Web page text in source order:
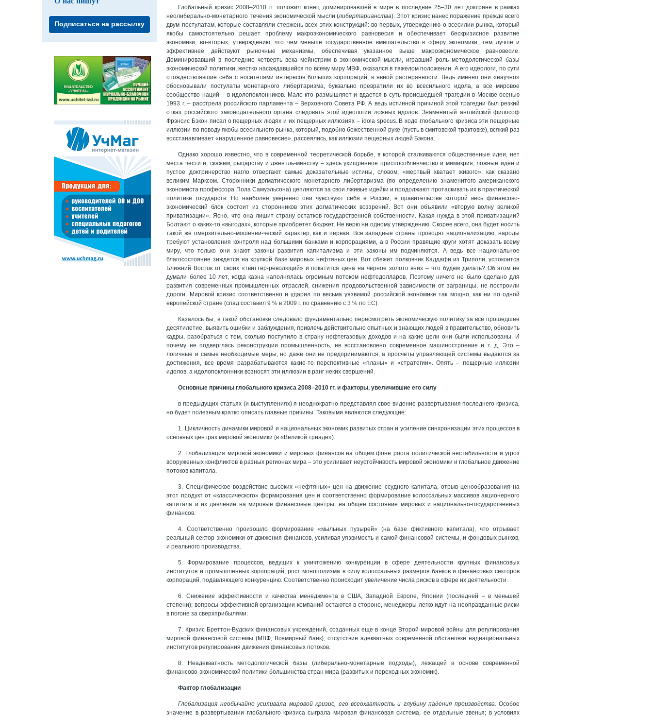
Глобальный кризис 2008–2010 гг. положил конец доминировавшей в мире в последние 25–30 лет доктрине в рамках
неолиберально-монетарного течения экономической мысли (либертарианства). Этот кризис нанес поражение прежде всего
двум постулатам, которые составляли стержень всех этих конструкций: во-первых, утверждению о всесилии рынка, который
якобы самостоятельно решает проблему макроэкономического равновесия и обеспечивает бескризисное развитие
экономики; во-вторых, утверждению, что чем меньше государственное вмешательство в сферу экономики, тем лучше и
эффективнее действуют рыночные механизмы, обеспечивая указанное выше макроэкономическое равновесие.
Доминировавший в последние четверть века мейнстрим в экономической мысли, игравший роль методологической базы
экономической политики, жестко насаждавшийся по всему миру МВФ, оказался в тяжелом положении. А его идеологи, по сути
отождествлявшие себя с носителями интересов больших корпораций, в явной растерянности. Ведь именно они «научно»
обосновывали постулаты монетарного либертаризма, буквально превратили их во всесильного идола, а все мировое
сообщество наций – в идолопоклонников. Мало кто размышляет и вдается в суть происшедшей трагедии в Москве осенью
1993 г. – расстрела российского парламента – Верховного Совета РФ. А ведь истинной причиной этой трагедии был резкий
отказ российского законодательного органа следовать этой идеологии ложных идолов. Знаменитый английский философ
Фрэнсис Бэкон писал о пещерных людях и их пещерных иллюзиях – idolа specus. В ходе глобального кризиса эти пещерные
иллюзии по поводу якобы всесильного рынка, который, подобно божественной руке (пусть в смитовской трактовке), всякий раз
восстанавливает «нарушенное равновесие», рассеялись, как иллюзии пещерных людей Бэкона.
Однако хорошо известно, что в современной теоретической борьбе, в которой сталкиваются общественные идеи, нет
места чести и, скажем, рыцарству и джентль-менству – здесь ухищренное приспособленчество и мимикрия, ложные идеи и
пустое доктринерство нагло отвергают самые доказательные истины, словом, «мертвый хватает живого», как сказано
великим Марксом. Сторонники догматического монетарного либертаризма (по определению знаменитого американского
экономиста профессора Пола Самуэльсона) цепляются за свои лживые идейки и продолжают протаскивать их в практической
политике государств. Но наиболее уверенно они чувствуют себя в России, в правительстве которой весь финансово-
экономический блок состоит из сторонников этих догматических воззрений. Вот они объявили «вторую волну великой
приватизации». Ясно, что она лишит страну остатков государственной собственности. Какая нужда в этой приватизации?
Болтают о каких-то «выгодах», которые приобретет бюджет. Не верю ни одному утверждению. Скорее всего, она будет носить
такой же омерзительно-мошенни-ческий характер, как и первая. Все западные страны проводят национализацию, народы
требуют установления контроля над большими банками и корпорациями, а в России правящие круги хотят доказать всему
миру, что только они знают законы развития капитализма и эти законы им подчиняются. А ведь все национальное
благосостояние зиждется на хрупкой базе мировых нефтяных цен. Вот сбежит полковник Каддафи из Триполи, успокоится
Ближний Восток от своих «твиттер-революций» и покатится цена на черное золото вниз – что будем делать? Об этом не
думали более 10 лет, когда казна наполнялась огромным потоком нефтедолларов. Поэтому ничего не было сделано для
развития современных промышленных отраслей, снижения продовольственной зависимости от заграницы, не построили
дороги. Мировой кризис соответственно и ударил по весьма уязвимой российской экономике так мощно, как ни по одной
европейской стране (спад составил 9 % в 2009 г. по сравнению с 3 % по ЕС).
Казалось бы, в такой обстановке следовало фундаментально пересмотреть экономическую политику за все прошедшее
десятилетие, выявить ошибки и заблуждения, привлечь действительно опытных и знающих людей в правительство, обновить
кадры, разобраться с тем, сколько поступило в страну нефтегазовых доходов и на какие цели они были использованы. И
почему не подверглась реконструкции промышленность, не восстановлено современное машиностроение и т. д. Это –
логичные и самые необходимые меры, но даже они не предпринимаются, а просчеты управляющей системы выдаются за
достижения, все время разрабатываются какие-то перспективные «планы» и «стратегии». Опять – пещерные иллюзии
идолов, а идолопоклонники возносят эти иллюзии в ранг неких свершений.
Основные причины глобального кризиса 2008–2010 гг. и факторы, увеличившие его силу
в предыдущих статьях (и выступлениях) я неоднократно представлял свое видение развертывания последнего кризиса,
но будет полезным кратко описать главные причины. Таковыми являются следующие:
1. Цикличность динамики мировой и национальных экономик развитых стран и усиление синхронизации этих процессов в
основных центрах мировой экономики (в «Великой триаде»).
2. Глобализация мировой экономики и мировых финансов на общем фоне роста политической нестабильности и угроз
вооруженных конфликтов в разных регионах мира – это усиливает неустойчивость мировой экономики и глобальное движение
потоков капитала.
3. Специфическое воздействие высоких «нефтяных» цен на движение ссудного капитала, отрыв ценообразования на
этот продукт от «классического» формирования цен и соответственно формирование колоссальных массивов акционерного
капитала и их давление на мировые финансовые центры, на общее состояние мировых и национально-государственных
финансов.
4. Соответственно произошло формирование «мыльных пузырей» (на базе фиктивного капитала), что отрывает
реальный сектор экономики от движения финансов, усиливая уязвимость и самой финансовой системы, и фондовых рынков,
и реального производства.
5. Формирование процессов, ведущих к уничтожению конкуренции в сфере деятельности крупных финансовых
институтов и промышленных корпораций, рост монополизма в силу колоссальных размеров банков и финансовых секторов
корпораций, подавляющего конкуренцию. Соответственно происходит увеличение числа рисков в сфере их деятельности.
6. Снижение эффективности и качества менеджмента в США, Западной Европе, Японии (последней – в меньшей
степени); вопросы эффективной организации компаний остаются в стороне, менеджеры легко идут на неоправданные риски
в погоне за сверхприбылями.
7. Кризис Бреттон-Вудских финансовых учреждений, созданных еще в конце Второй мировой войны для регулирования
мировой финансовой системы (МВФ, Всемирный банк), отсутствие адекватных современной обстановке наднациональных
институтов регулирования движения финансовых потоков.
8. Неадекватность методологической базы (либерально-монетарные подходы), лежащей в основе современной
финансово-экономической политики большинства стран мира (развитых и переходных экономик).
Фактор глобализации
Глобализация необычайно усиливала мировой кризис, его всеохватность и глубину падения производства.Особое
значение в развертывании глобального кризиса сыграла мировая финансовая система, ее отдельные звенья; в условиях
Подписаться на рассылку